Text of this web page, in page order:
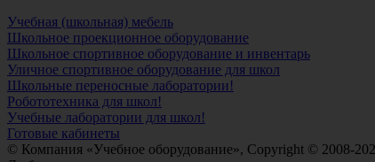
Учебная (школьная) мебель
Школьное проекционное оборудование
Школьное спортивное оборудование и инвентарь
Уличное спортивное оборудование для школ
Школьные переносные лаборатории!
Робототехника для школ!
Учебные лаборатории для школ!
Готовые кабинеты
© Компания «Учебное оборудование», Copyright © 2008-